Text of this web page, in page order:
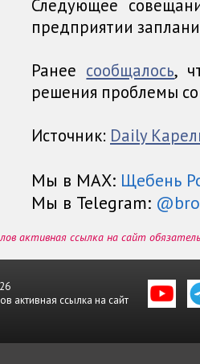
Следующее
предприятии
Ранее сообщалось,
решения проблемы
Источник: Daily
Мы в МАХ: Щебень
Мы в Telegram:
активная ссылка на сайт
активная ссылка на сайт